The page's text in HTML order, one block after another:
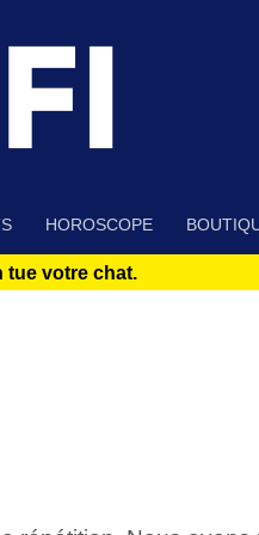
HOROSCOPE
tue votre chat.